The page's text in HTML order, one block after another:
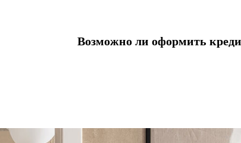
Возможно ли оформить